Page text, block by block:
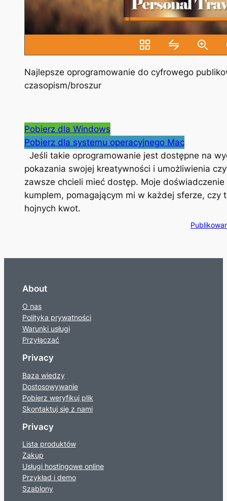
Najlepsze oprogramowanie do cyfrowego
czasopism/broszur
Pobierz dla Windows
Pobierz dla systemu operacyjnego Mac
Jeśli takie oprogramowanie jest dostępne na
pokazania swojej kreatywności i umożliwienia
zawsze chcieli mieć dostęp. Moje doświadczenie
kumplem, pomagającym mi w każdej sferze,
hojnych kwot.
About
O nas
Polityka prywatności
Warunki usługi
Przyłączać
Privacy
Baza wiedzy
Dostosowywanie
Pobierz weryfikuj plik
Skontaktuj się z nami
Privacy
Lista produktów
Zakup
Usługi hostingowe online
Przykład i demo
Szablony